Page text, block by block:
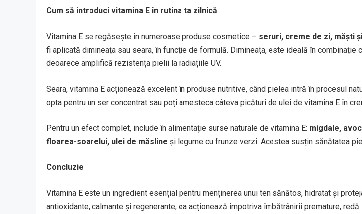
Cum să introduci vitamina E în rutina ta zilnică
Vitamina E se regăsește în numeroase produse cosmetice – seruri, creme de zi, măști
fi aplicată dimineața sau seara, în funcție de formulă. Dimineața, este ideală în combinație
deoarece amplifică rezistența pielii la radiațiile UV.
Seara, vitamina E acționează excelent în produse nutritive, când pielea intră în procesul
opta pentru un ser concentrat sau poți amesteca câteva picături de ulei de vitamina E în
Pentru un efect complet, include în alimentație surse naturale de vitamina E: migdale,
floarea-soarelui, ulei de măsline și legume cu frunze verzi. Acestea susțin sănătatea
Concluzie
Vitamina E este un ingredient esențial pentru menținerea unui ten sănătos, hidratat și
antioxidante, calmante și regenerante, ea acționează împotriva îmbătrânirii premature,